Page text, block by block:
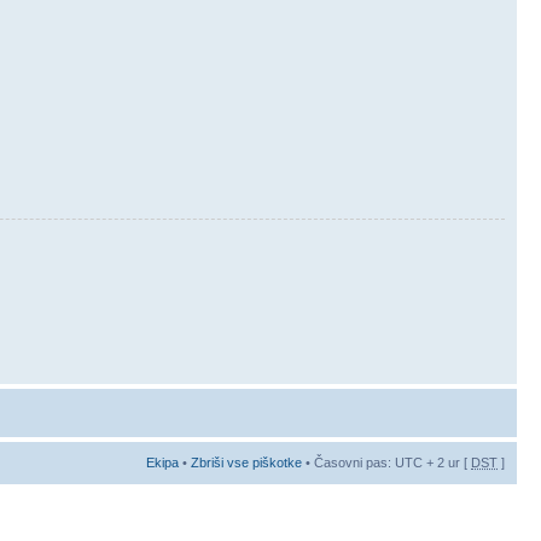
Ekipa • Zbriši vse piškotke • Časovni pas: UTC + 2 ur [ DST ]